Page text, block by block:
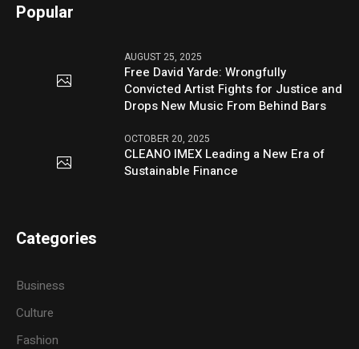
Popular
AUGUST 25, 2025
Free David Yarde: Wrongfully
Convicted Artist Fights for Justice and
Drops New Music From Behind Bars
OCTOBER 20, 2025
CLEANO IMEX Leading a New Era of
Sustainable Finance
Categories
Business
Culture
Fashion